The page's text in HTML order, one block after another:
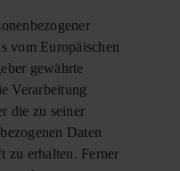
vom Europäischen
gewährte
Verarbeitung
die zu seiner
Daten
zu erhalten. Ferner